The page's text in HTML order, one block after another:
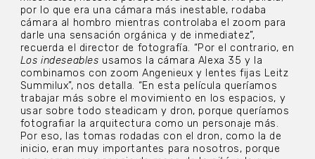
por lo que era una cámara más inestable, rodaba
cámara al hombro mientras controlaba el zoom para
darle una sensación orgánica y de inmediatez”,
recuerda el director de fotografía. “Por el contrario, en
Los indeseables usamos la cámara Alexa 35 y la
combinamos con zoom Angenieux y lentes fijas Leitz
Summilux”, nos detalla. “En esta película queríamos
trabajar más sobre el movimiento en los espacios, y
usar sobre todo steadicam y dron, porque queríamos
fotografiar la arquitectura como un personaje más.
Por eso, las tomas rodadas con el dron, como la de
inicio, eran muy importantes para nosotros, porque